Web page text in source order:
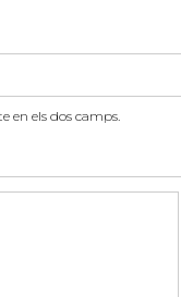
en els dos camps.